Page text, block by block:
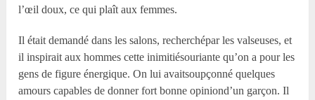
l’œil doux, ce qui plaît aux femmes.
Il était demandé dans les salons, recherchépar les valseuses, et
il inspirait aux hommes cette inimitiésouriante qu’on a pour les
gens de figure énergique. On lui avaitsoupçonné quelques
amours capables de donner fort bonne opiniond’un garçon. Il